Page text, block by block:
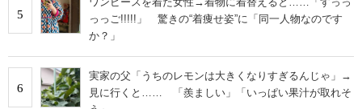
5
っっご!!!!!」 驚きの“着痩せ姿”に「同一人物なのです
か？」
6
実家の父「うちのレモンは大きくなりすぎるんじゃ」→
見に行くと…… 「羨ましい」「いっぱい果汁が取れそ